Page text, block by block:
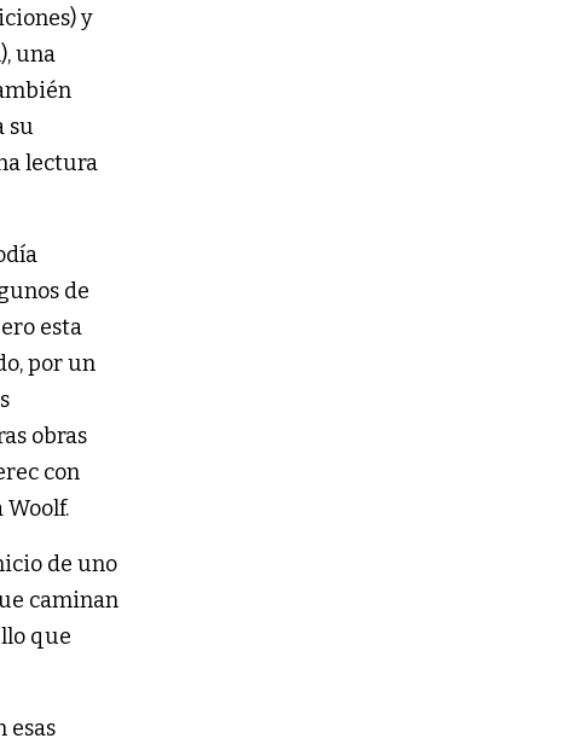
y
una
su
lectura
de
esta
por un
obras
con
de uno
caminan
que
esas